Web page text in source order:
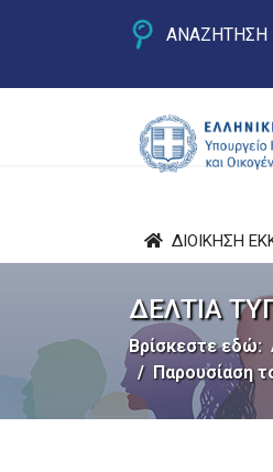
ΑΝΑΖΗΤΗΣΗ
ΔΙΟΙΚΗΣΗ
ΔΕΛΤΙΑ
Βρίσκεστε εδώ:
Παρουσίαση